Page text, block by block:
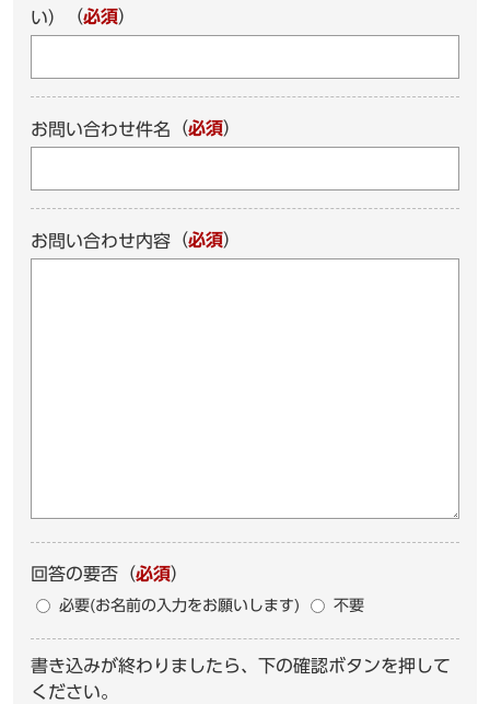
い）
（必須）
お問い合わせ件名 （必須）
お問い合わせ内容 （必須）
回答の要否 （必須）
必要(お名前の入力をお願いします) 不要
書き込みが終わりましたら、下の確認ボタンを押して
ください。